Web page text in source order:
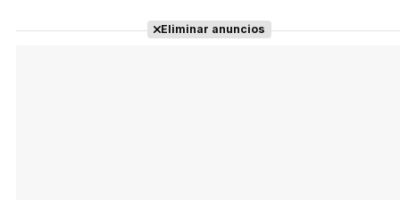
Eliminar anuncios